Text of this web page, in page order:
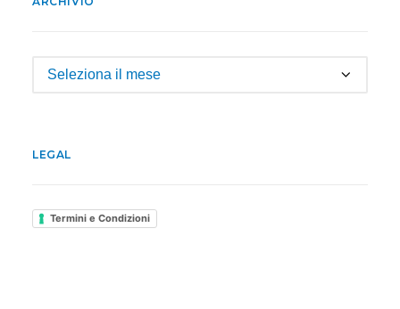
Archivio
LEGAL
Termini e Condizioni